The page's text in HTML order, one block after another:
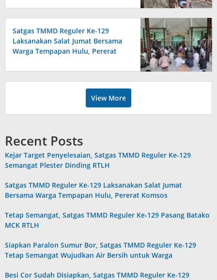
Satgas TMMD Reguler Ke-129
Laksanakan Salat Jumat Bersama
Warga Tempapan Hulu, Pererat
View More
Recent Posts
Kejar Target Penyelesaian, Satgas TMMD Reguler Ke-129
Semangat Plester Dinding RTLH
Satgas TMMD Reguler Ke-129 Laksanakan Salat Jumat
Bersama Warga Tempapan Hulu, Pererat Komsos
Tetap Semangat, Satgas TMMD Reguler Ke-129 Pasang Batako
MCK RTLH
Siapkan Paralon Sumur Bor, Satgas TMMD Reguler Ke-129
Tetap Semangat Wujudkan Air Bersih untuk Warga
Besi Cor Sudah Disiapkan, Satgas TMMD Reguler Ke-129